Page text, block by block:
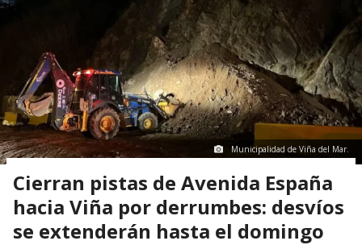
Municipalidad de Viña del Mar.
Cierran pistas de Avenida España
hacia Viña por derrumbes: desvíos
se extenderán hasta el domingo